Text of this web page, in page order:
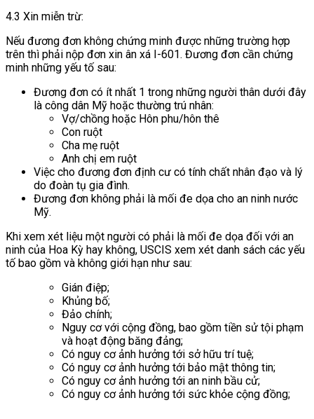
4.3 Xin miễn trừ:
Nếu đương đơn không chứng minh được những trường hợp
trên thì phải nộp đơn xin ân xá I-601. Đương đơn cần chứng
minh những yếu tố sau:
Đương đơn có ít nhất 1 trong những người thân dưới đây
là công dân Mỹ hoặc thường trú nhân:
Vợ/chồng hoặc Hôn phu/hôn thê
Con ruột
Cha mẹ ruột
Anh chị em ruột
Việc cho đương đơn định cư có tính chất nhân đạo và lý
do đoàn tụ gia đình.
Đương đơn không phải là mối đe dọa cho an ninh nước
Mỹ.
Khi xem xét liệu một người có phải là mối đe dọa đối với an
ninh của Hoa Kỳ hay không, USCIS xem xét danh sách các yếu
tố bao gồm và không giới hạn như sau:
Gián điệp;
Khủng bố;
Đảo chính;
Nguy cơ với cộng đồng, bao gồm tiền sử tội phạm
và hoạt động băng đảng;
Có nguy cơ ảnh hưởng tới sở hữu trí tuệ;
Có nguy cơ ảnh hưởng tới bảo mật thông tin;
Có nguy cơ ảnh hưởng tới an ninh bầu cử;
Có nguy cơ ảnh hưởng tới sức khỏe cộng đồng;